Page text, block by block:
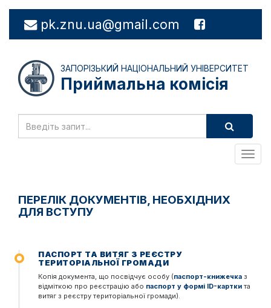
pk.znu.ua@gmail.com
вул. Університетська 66-Б (каб. 115) (061) 228-
1ЗАПОРІЗЬКИЙ НАЦІОНАЛЬНИЙ УНІВЕРСИТЕТ
Приймальна комісія
ПЕРЕЛІК ДОКУМЕНТІВ, НЕОБХІДНИХ
ДЛЯ ВСТУПУ
ПАСПОРТ ТА ВИТЯГ З РЕЄСТРУ
ТЕРИТОРІАЛЬНОЇ ГРОМАДИ
Копія документа, що посвідчує особу (паспорт-книжечка з
відміткою про реєстрацію або паспорт у формі ID-картки та
витяг з реєстру територіальної громади).